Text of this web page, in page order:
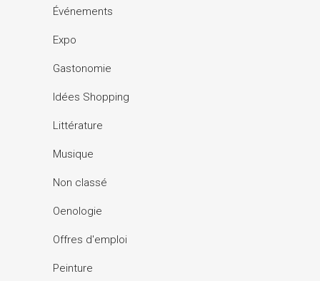
Événements
Expo
Gastonomie
Idées Shopping
Littérature
Musique
Non classé
Oenologie
Offres d'emploi
Peinture